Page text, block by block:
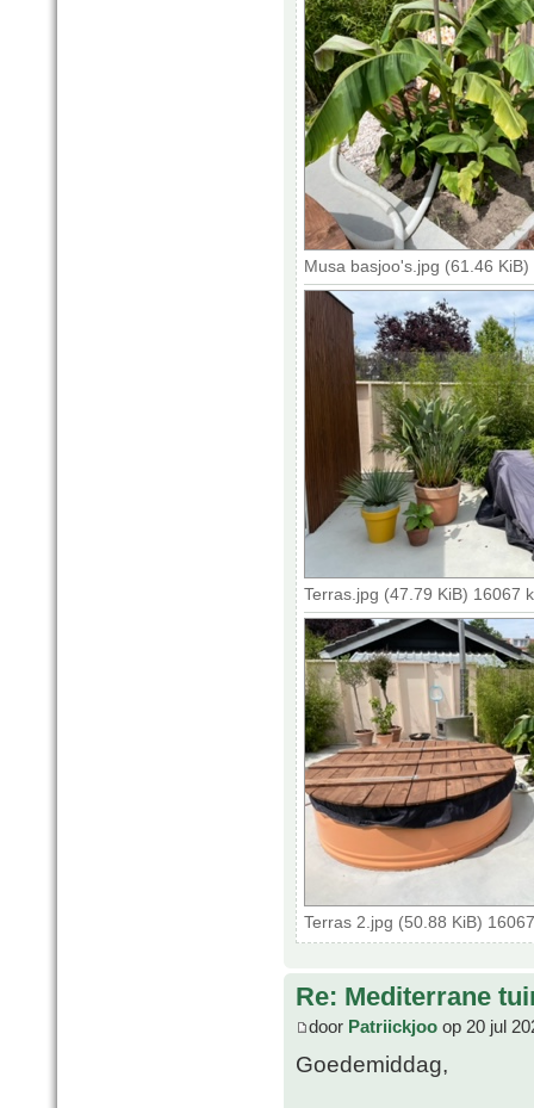
Musa basjoo's.jpg (61.46
Terras.jpg (47.79 KiB) 16067
Terras 2.jpg (50.88 KiB)
Re: Mediterrane
door Patriickjoo op 20 jul
Goedemiddag,